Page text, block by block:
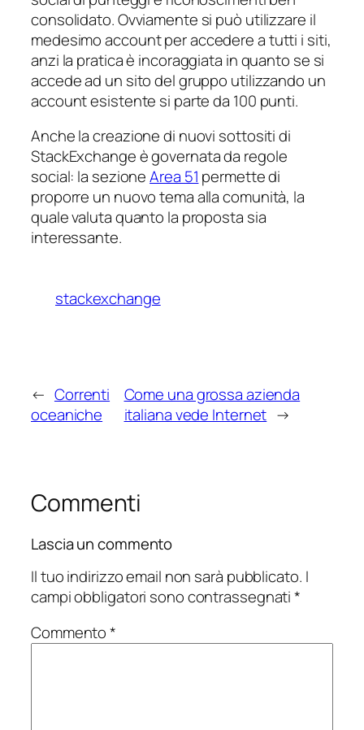
consolidato. Ovviamente si può utilizzare il
medesimo account per accedere a tutti i siti,
anzi la pratica è incoraggiata in quanto se si
accede ad un sito del gruppo utilizzando un
account esistente si parte da 100 punti.
Anche la creazione di nuovi sottositi di
StackExchange è governata da regole
social: la sezioneArea 51 permette di
proporre un nuovo tema alla comunità, la
quale valuta quanto la proposta sia
interessante.
stackexchange
← Correnti
oceaniche
Come una grossa azienda
italiana vede Internet →
Commenti
Lascia un commento
Il tuo indirizzo email non sarà pubblicato. I
campi obbligatori sono contrassegnati*
Commento*